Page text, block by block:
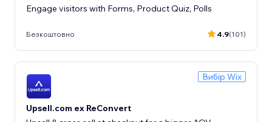
Engage visitors with Forms, Product Quiz, Polls
Безкоштовно 4.9(101)
Вибір Wix
Upsell.com ex ReConvert